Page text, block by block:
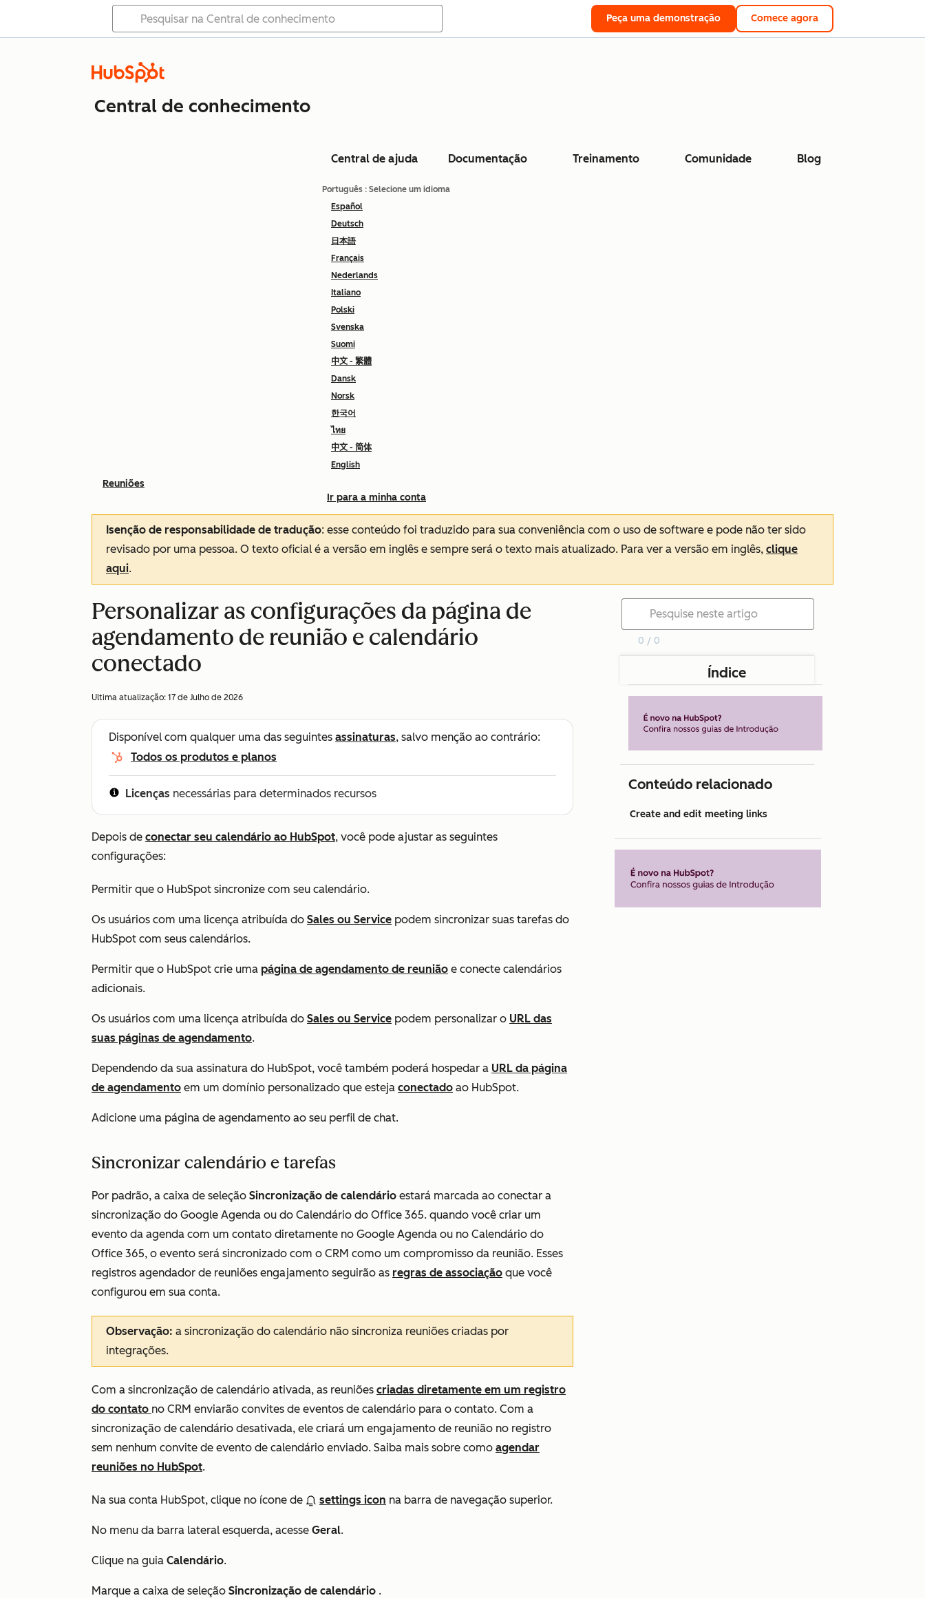
Peça uma demonstração Comece agora
Central de conhecimento
Central de ajuda Documentação Treinamento Comunidade Blog
Português : Selecione um idioma
Español
Deutsch
日本語
Français
Nederlands
Italiano
Polski
Svenska
Suomi
中文 - 繁體
Dansk
Norsk
한국어
ไทย
中文 - 简体
English
Ir para a minha conta
Reuniões
Isenção de responsabilidade de tradução: esse conteúdo foi traduzido para sua conveniência com o uso de software e pode não ter sido
revisado por uma pessoa. O texto oficial é a versão em inglês e sempre será o texto mais atualizado. Para ver a versão em inglês, clique
aqui.
Personalizar as configurações da página de
agendamento de reunião e calendário
conectado
Ultima atualização: 17 de Julho de 2026
Disponível com qualquer uma das seguintes assinaturas, salvo menção ao contrário:
Todos os produtos e planos
Licenças necessárias para determinados recursos
Depois de conectar seu calendário ao HubSpot, você pode ajustar as seguintes
configurações:
Permitir que o HubSpot sincronize com seu calendário.
Os usuários com uma licença atribuída do Sales ou Service podem sincronizar suas tarefas do
HubSpot com seus calendários.
Permitir que o HubSpot crie uma página de agendamento de reunião e conecte calendários
adicionais.
Os usuários com uma licença atribuída do Sales ou Service podem personalizar o URL das
suas páginas de agendamento.
Dependendo da sua assinatura do HubSpot, você também poderá hospedar a URL da página
de agendamento em um domínio personalizado que esteja conectado ao HubSpot.
Adicione uma página de agendamento ao seu perfil de chat.
Sincronizar calendário e tarefas
Por padrão, a caixa de seleção Sincronização de calendário estará marcada ao conectar a
sincronização do Google Agenda ou do Calendário do Office 365. quando você criar um
evento da agenda com um contato diretamente no Google Agenda ou no Calendário do
Office 365, o evento será sincronizado com o CRM como um compromisso da reunião. Esses
registros agendador de reuniões engajamento seguirão as regras de associação que você
configurou em sua conta.
Observação: a sincronização do calendário não sincroniza reuniões criadas por
integrações.
Com a sincronização de calendário ativada, as reuniões criadas diretamente em um registro
do contato no CRM enviarão convites de eventos de calendário para o contato. Com a
sincronização de calendário desativada, ele criará um engajamento de reunião no registro
sem nenhum convite de evento de calendário enviado. Saiba mais sobre como agendar
reuniões no HubSpot.
Na sua conta HubSpot, clique no ícone de settings icon na barra de navegação superior.
No menu da barra lateral esquerda, acesse Geral.
Clique na guia Calendário.
Marque a caixa de seleção Sincronização de calendário .
0 / 0
Índice
Conteúdo relacionado
Create and edit meeting links